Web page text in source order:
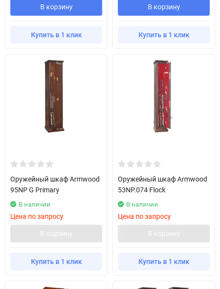
В корзину
Купить в 1 клик
В корзину
Купить в 1 клик
Оружейный шкаф Armwood
95NP G Primary
В наличии
Цена по запросу
В корзину
Купить в 1 клик
Оружейный шкаф Armwood
53NP.074 Flock
В наличии
Цена по запросу
В корзину
Купить в 1 клик